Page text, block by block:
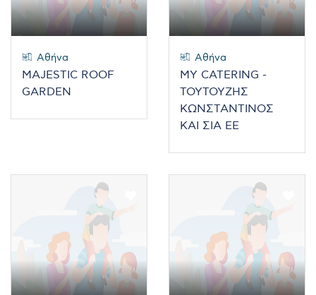
Αθήνα
MAJESTIC ROOF
GARDEN
Αθήνα
MY CATERING -
ΤΟΥΤΟΥΖΗΣ
ΚΩΝΣΤΑΝΤΙΝΟΣ
ΚΑΙ ΣΙΑ ΕΕ